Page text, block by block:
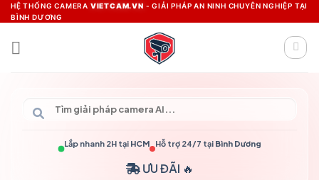
Skip
to
content
HỆ THỐNG CAMERA VIETCAM.VN - GIẢI PHÁP AN NINH CHUYÊN NGHIỆP TẠI
BÌNH DƯƠNG
Lắp nhanh 2H tại HCM Hỗ trợ 24/7 tại Bình Dương
ƯU ĐÃI 🔥